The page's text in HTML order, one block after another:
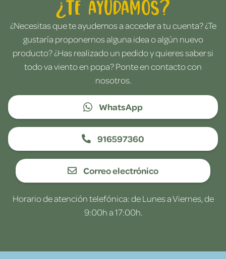
¿Te ayudamos?
¿Necesitas que te ayudemos a acceder a tu cuenta? ¿Te
gustaría proponernos alguna idea o algún nuevo
producto? ¿Has realizado un pedido y quieres saber si
todo va viento en popa? Ponte en contacto con
nosotros.
WhatsApp
916597360
Correo electrónico
Horario de atención telefónica: de Lunes a Viernes, de
9:00h a 17:00h.